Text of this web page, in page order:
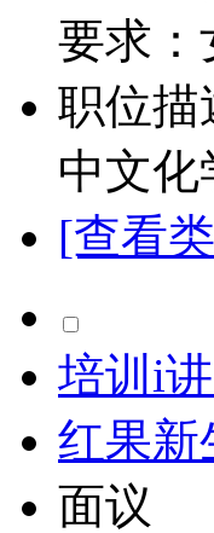
要求：
职位描
中文化
[查看
培训i
红果新
面议